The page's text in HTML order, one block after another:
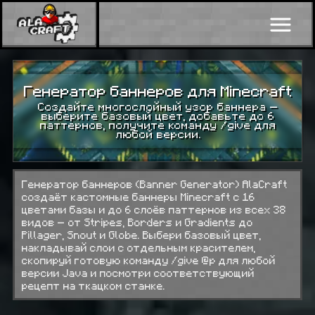
Генератор баннеров для Minecraft
Создайте многослойный узор баннера —
выберите базовый цвет, добавьте до 6
паттернов, получите команду /give для
любой версии.
Генератор баннеров (Banner Generator) AlaCraft
создаёт кастомные баннеры Minecraft с 16
цветами базы и до 6 слоёв паттернов из всех 38
видов — от Stripes, Borders и Gradients до
Pillager, Snout и Globe. Выбери базовый цвет,
накладывай слои с отдельным красителем,
скопируй готовую команду /give @p для любой
версии Java и посмотри соответствующий
рецепт на ткацком станке.